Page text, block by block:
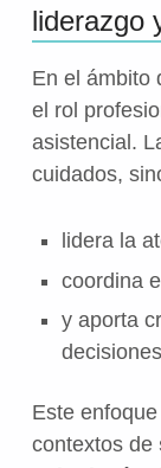
liderazgo
En el ámbito
el rol
asistencial.
cuidados,
lidera la
coordina
y aporta
decisiones
Este
contextos de